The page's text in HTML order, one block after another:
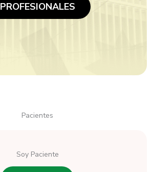
PROFESIONALES
Pacientes
Soy Paciente